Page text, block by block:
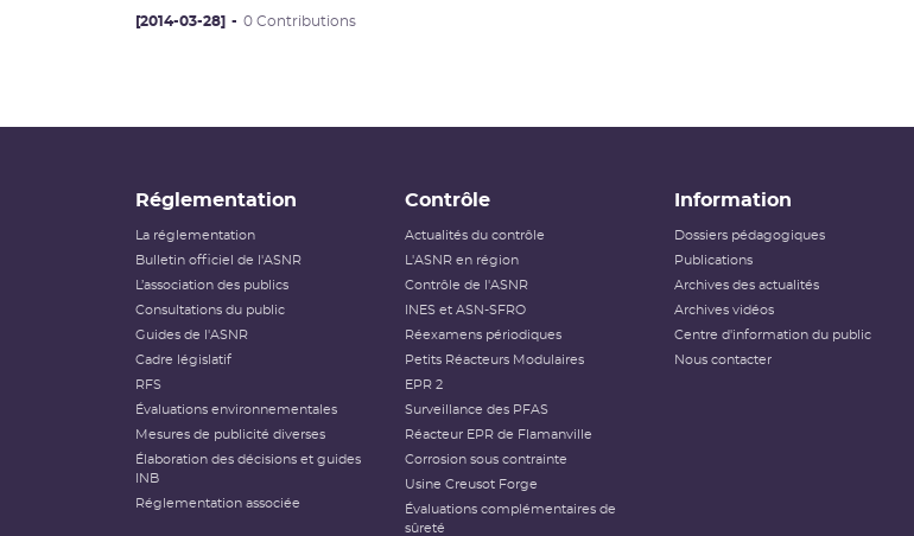
[2014-03-28] 0 Contributions
Réglementation
La réglementation
Bulletin officiel de l'ASNR
L’association des publics
Consultations du public
Guides de l'ASNR
Cadre législatif
RFS
Évaluations environnementales
Mesures de publicité diverses
Élaboration des décisions et guides
INB
Réglementation associée
Contrôle
Actualités du contrôle
L'ASNR en région
Contrôle de l'ASNR
INES et ASN-SFRO
Réexamens périodiques
Petits Réacteurs Modulaires
EPR 2
Surveillance des PFAS
Réacteur EPR de Flamanville
Corrosion sous contrainte
Usine Creusot Forge
Évaluations complémentaires de
sûreté
Information
Dossiers pédagogiques
Publications
Archives des actualités
Archives vidéos
Centre d'information du public
Nous contacter